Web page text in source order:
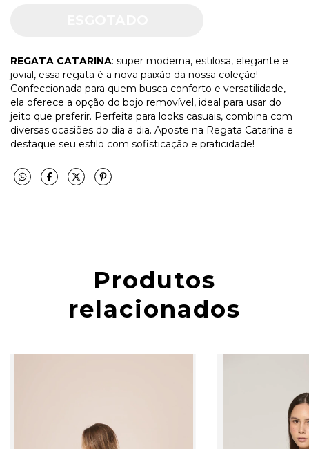
REGATA CATARINA: super moderna, estilosa, elegante e
jovial, essa regata é a nova paixão da nossa coleção!
Confeccionada para quem busca conforto e versatilidade,
ela oferece a opção do bojo removível, ideal para usar do
jeito que preferir. Perfeita para looks casuais, combina com
diversas ocasiões do dia a dia. Aposte na Regata Catarina e
destaque seu estilo com sofisticação e praticidade!
Produtos
relacionados